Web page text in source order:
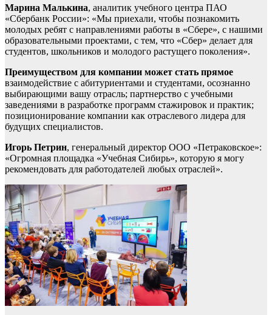
Марина Малькина, аналитик учебного центра ПАО
«Сбербанк России»: «Мы приехали, чтобы познакомить
молодых ребят с направлениями работы в «Сбере», с нашими
образовательными проектами, с тем, что «Сбер» делает для
студентов, школьников и молодого растущего поколения».
Преимуществом для компании может стать прямое
взаимодействие с абитуриентами и студентами, осознанно
выбирающими вашу отрасль; партнерство с учебными
заведениями в разработке программ стажировок и практик;
позиционирование компании как отраслевого лидера для
будущих специалистов.
Игорь Петрин, генеральный директор ООО «Петраковское»:
«Огромная площадка «Учебная Сибирь», которую я могу
рекомендовать для работодателей любых отраслей».